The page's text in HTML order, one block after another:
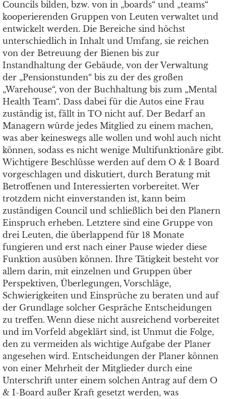
Councils bilden, bzw. von in „boards“ und „teams“
kooperierenden Gruppen von Leuten verwaltet und
entwickelt werden. Die Bereiche sind höchst
unterschiedlich in Inhalt und Umfang, sie reichen
von der Betreuung der Bienen bis zur
Instandhaltung der Gebäude, von der Verwaltung
der „Pensionstunden“ bis zu der des großen
„Warehouse“, von der Buchhaltung bis zum „Mental
Health Team“. Dass dabei für die Autos eine Frau
zuständig ist, fällt in TO nicht auf. Der Bedarf an
Managern würde jedes Mitglied zu einem machen,
was aber keineswegs alle wollen und wohl auch nicht
können, sodass es nicht wenige Multifunktionäre gibt.
Wichtigere Beschlüsse werden auf dem O & I Board
vorgeschlagen und diskutiert, durch Beratung mit
Betroffenen und Interessierten vorbereitet. Wer
trotzdem nicht einverstanden ist, kann beim
zuständigen Council und schließlich bei den Planern
Einspruch erheben. Letztere sind eine Gruppe von
drei Leuten, die überlappend für 18 Monate
fungieren und erst nach einer Pause wieder diese
Funktion ausüben können. Ihre Tätigkeit besteht vor
allem darin, mit einzelnen und Gruppen über
Perspektiven, Überlegungen, Vorschläge,
Schwierigkeiten und Einsprüche zu beraten und auf
der Grundlage solcher Gespräche Entscheidungen
zu treffen. Wenn diese nicht ausreichend vorbereitet
und im Vorfeld abgeklärt sind, ist Unmut die Folge,
den zu vermeiden als wichtige Aufgabe der Planer
angesehen wird. Entscheidungen der Planer können
von einer Mehrheit der Mitglieder durch eine
Unterschrift unter einem solchen Antrag auf dem O
& I-Board außer Kraft gesetzt werden, was